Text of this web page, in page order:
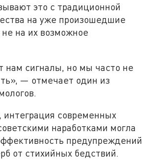
это с традиционной
на уже произошедшие
на их возможное
нам сигналы, но мы часто не
— отмечает один из
интеграция современных
наработками могла
предупреждений
от стихийных бедствий.